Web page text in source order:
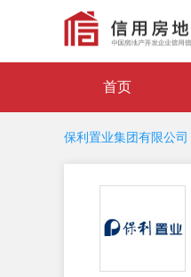
首页
保利置业集团有限公司